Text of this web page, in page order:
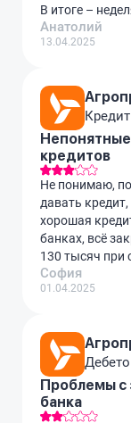
В итоге –
Анатолий
13.04.2025
кредитов
Не понимаю,
давать
хорошая
банках, всё
130 тысяч при
София
01.04.2025
Проблемы с
банка